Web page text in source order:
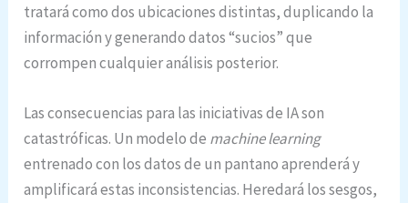
tratará como dos ubicaciones distintas, duplicando la
información y generando datos “sucios” que
corrompen cualquier análisis posterior.
Las consecuencias para las iniciativas de IA son
catastróficas. Un modelo de machine learning
entrenado con los datos de un pantano aprenderá y
amplificará estas inconsistencias. Heredará los sesgos,